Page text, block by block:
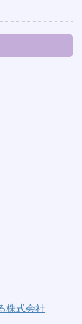
株式会社